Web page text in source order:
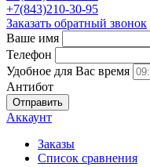
+7(843)210-30-95
Заказать обратный звонок
Ваше имя
Телефон
Удобное для Вас время
Антибот
Отправить
Аккаунт
Заказы
Список сравнения